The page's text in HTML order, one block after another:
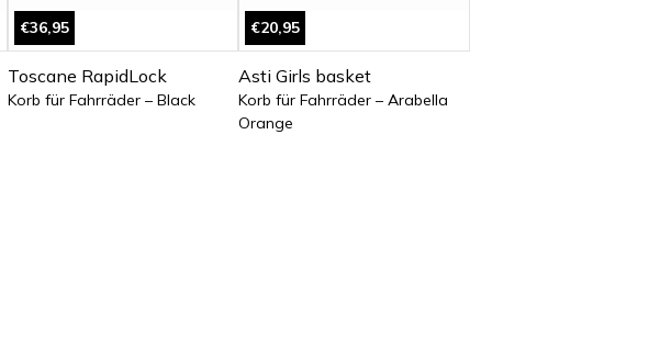
€36,95
Toscane RapidLock
Korb für Fahrräder – Black
€20,95
Asti Girls basket
Korb für Fahrräder – Arabella
Orange